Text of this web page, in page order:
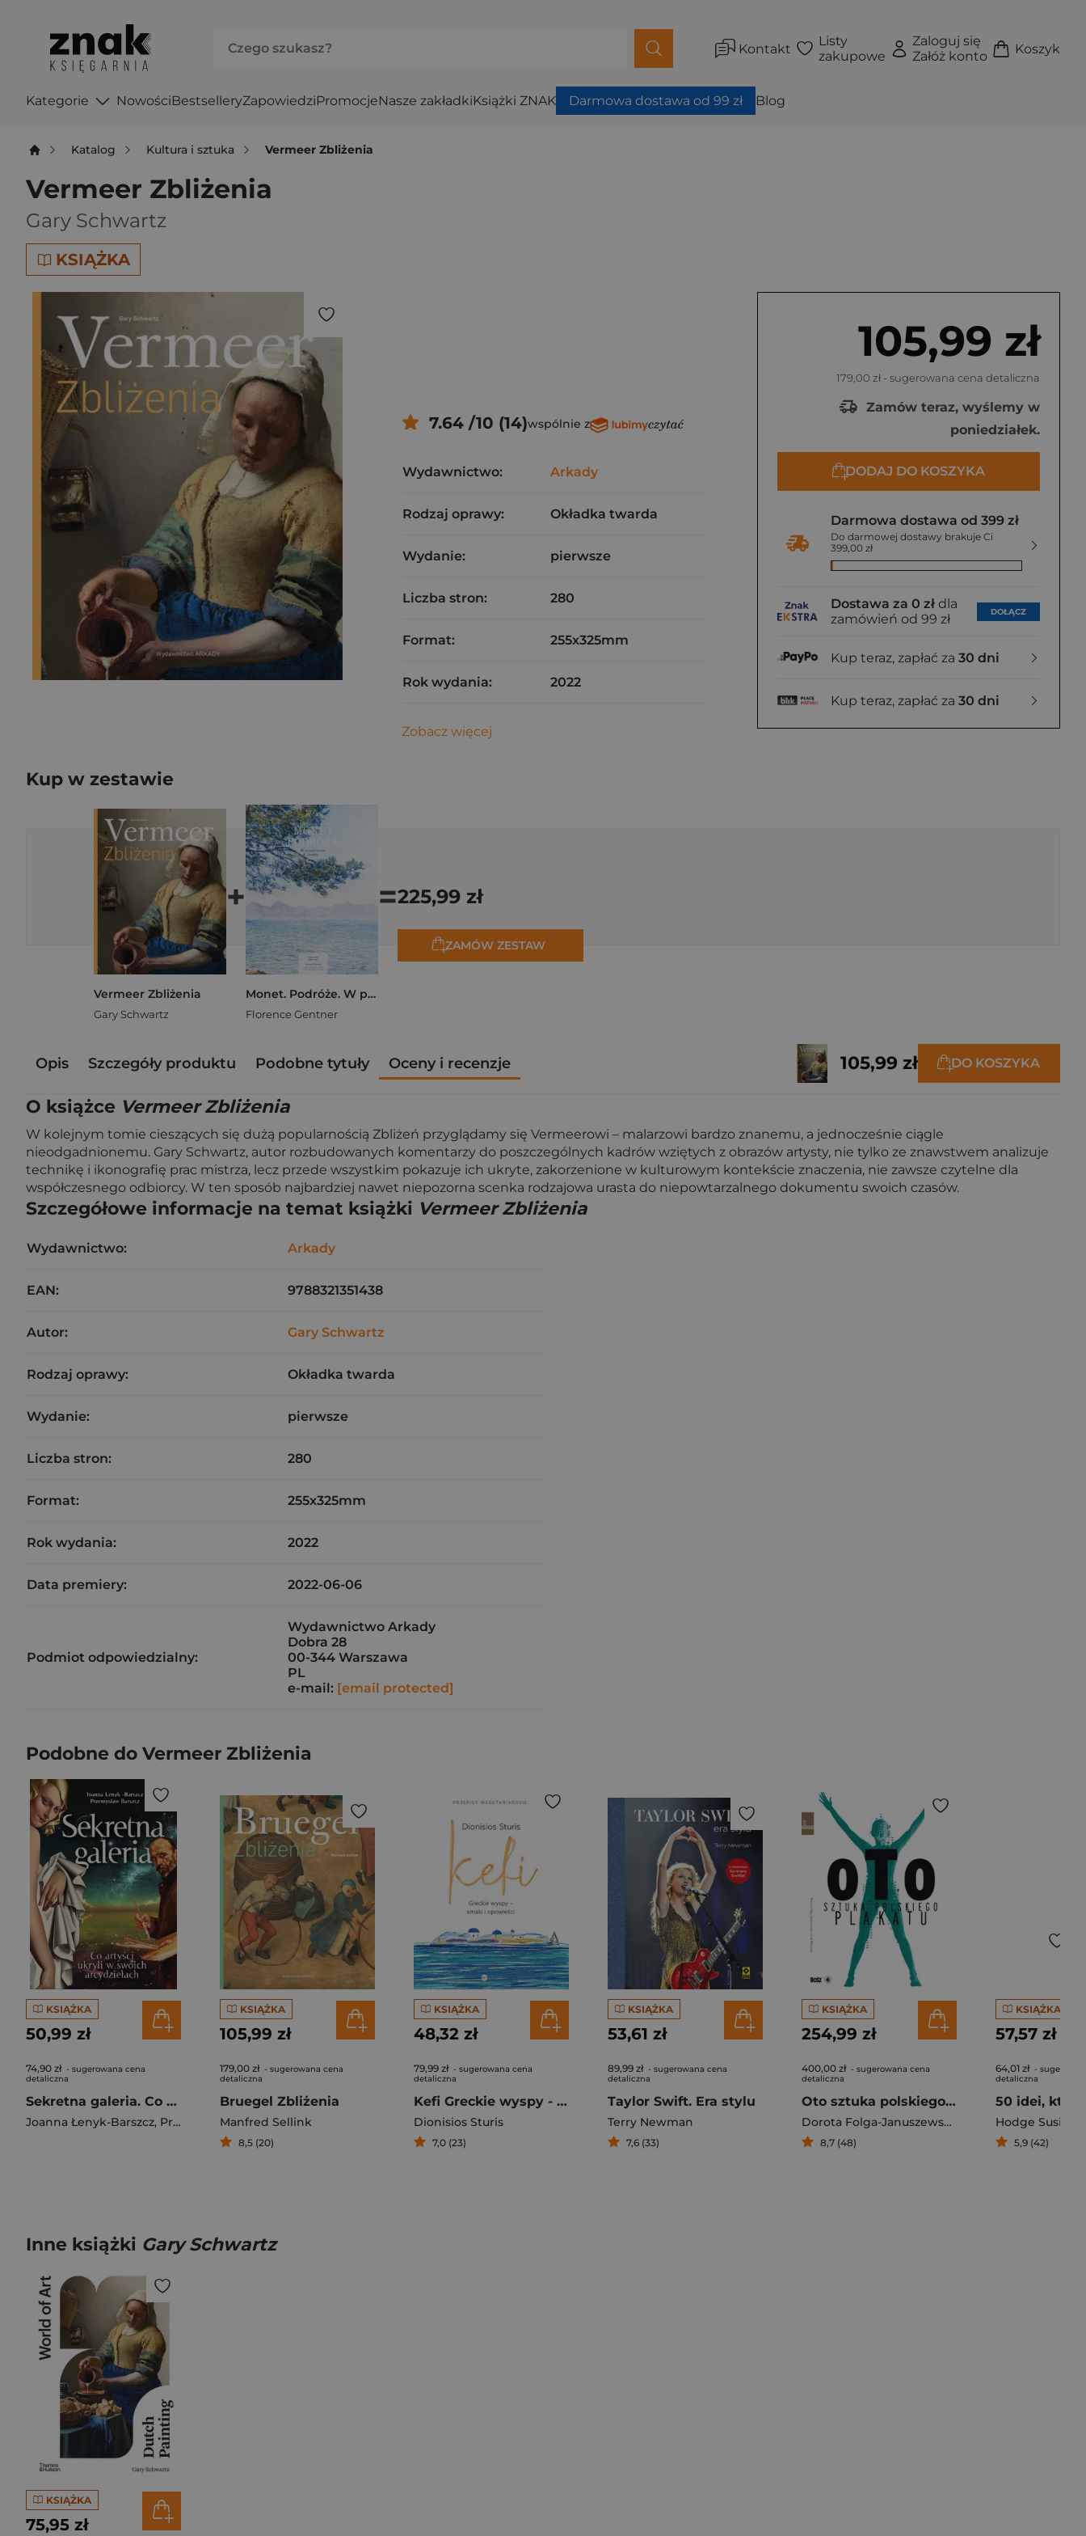
Kontakt
Listy
zakupowe
Zaloguj się
Załóż konto
Koszyk
Kategorie NowościBestselleryZapowiedziPromocjeNasze zakładkiKsiążki ZNAK Darmowa dostawa od 99 zł Blog
Katalog Kultura i sztuka Vermeer Zbliżenia
Vermeer Zbliżenia
Gary Schwartz
KSIĄŻKA
105,99 zł
179,00 zł - sugerowana cena detaliczna
Zamów teraz, wyślemy w
poniedziałek.
DODAJ DO KOSZYKA
Darmowa dostawa od 399 zł
Do darmowej dostawy brakuje Ci
399,00 zł
Dostawa za 0 zł dla
zamówień od 99 zł
DOŁĄCZ
Kup teraz, zapłać za 30 dni
Kup teraz, zapłać za 30 dni
7.64 /10 (14)wspólnie z
Wydawnictwo: Arkady
Rodzaj oprawy: Okładka twarda
Wydanie: pierwsze
Liczba stron: 280
Format: 255x325mm
Rok wydania: 2022
Zobacz więcej
Kup w zestawie
Vermeer Zbliżenia
Gary Schwartz
+
Monet. Podróże. W poszukiwaniu światła
Florence Gentner
=225,99 zł
ZAMÓW ZESTAW
Opis Szczegóły produktu Podobne tytuły Oceny i recenzje 105,99 zł DO KOSZYKA
O książce Vermeer Zbliżenia
W kolejnym tomie cieszących się dużą popularnością Zbliżeń przyglądamy się Vermeerowi – malarzowi bardzo znanemu, a jednocześnie ciągle
nieodgadnionemu. Gary Schwartz, autor rozbudowanych komentarzy do poszczególnych kadrów wziętych z obrazów artysty, nie tylko ze znawstwem analizuje
technikę i ikonografię prac mistrza, lecz przede wszystkim pokazuje ich ukryte, zakorzenione w kulturowym kontekście znaczenia, nie zawsze czytelne dla
współczesnego odbiorcy. W ten sposób najbardziej nawet niepozorna scenka rodzajowa urasta do niepowtarzalnego dokumentu swoich czasów.
Szczegółowe informacje na temat książki Vermeer Zbliżenia
Wydawnictwo: Arkady
EAN: 9788321351438
Autor: Gary Schwartz
Rodzaj oprawy: Okładka twarda
Wydanie: pierwsze
Liczba stron: 280
Format: 255x325mm
Rok wydania: 2022
Data premiery: 2022-06-06
Podmiot odpowiedzialny:
Wydawnictwo Arkady
Dobra 28
00-344 Warszawa
PL
e-mail: [email protected]
Podobne do Vermeer Zbliżenia
KSIĄŻKA
50,99 zł
74,90 zł - sugerowana cena
detaliczna
Sekretna galeria. Co artyści ukryli w swoich dziełach
Joanna Łenyk-Barszcz, Przemysław Barszcz
KSIĄŻKA
105,99 zł
179,00 zł - sugerowana cena
detaliczna
Bruegel Zbliżenia
Manfred Sellink
8,5 (20)
KSIĄŻKA
48,32 zł
79,99 zł - sugerowana cena
detaliczna
Kefi Greckie wyspy - smaki i opowieści
Dionisios Sturis
7,0 (23)
KSIĄŻKA
53,61 zł
89,99 zł - sugerowana cena
detaliczna
Taylor Swift. Era stylu
Terry Newman
7,6 (33)
KSIĄŻKA
254,99 zł
400,00 zł - sugerowana cena
detaliczna
Oto sztuka polskiego plakatu
Dorota Folga-Januszewska
8,7 (48)
KSIĄŻKA
57,57 zł
64,01 zł -
detaliczna
Hodge Susie
5,9 (42)
Inne książki Gary Schwartz
KSIĄŻKA
75,95 zł